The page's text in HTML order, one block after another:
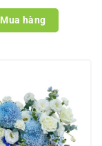
Mua hàng